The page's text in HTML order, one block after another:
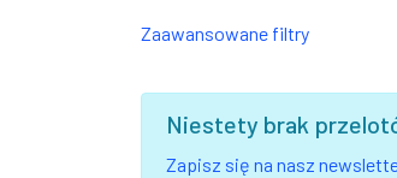
Zaawansowane filtry
Niestety brak
Zapisz się na nasz